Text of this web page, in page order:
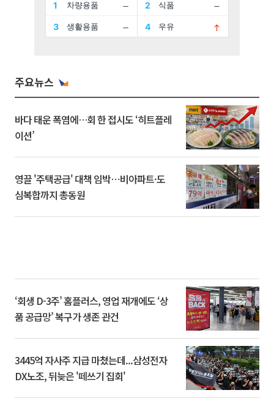
주요뉴스
바다 태운 폭염에…회 한 접시도 ‘히트플레
이션’
영끌 '주택공급' 대책 임박⋯비아파트·도
심복합까지 총동원
‘회생 D-3주’ 홈플러스, 영업 재개에도 ‘상
품 공급망’ 복구가 생존 관건
3445억 자사주 지급 마쳤는데...삼성전자
DX노조, 뒤늦은 '떼쓰기 집회'